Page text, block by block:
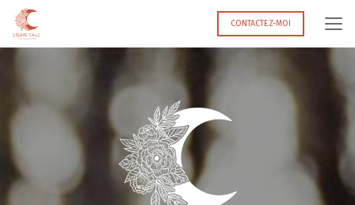
Aller
contenu
CONTACTEZ-MOI